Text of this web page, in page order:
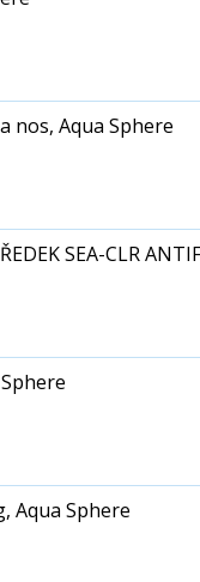
nos, Aqua Sphere
SEA-CLR
Aqua Sphere